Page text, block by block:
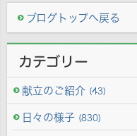
ブログトップへ戻る
カテゴリー
献立のご紹介 (43)
日々の様子 (830)